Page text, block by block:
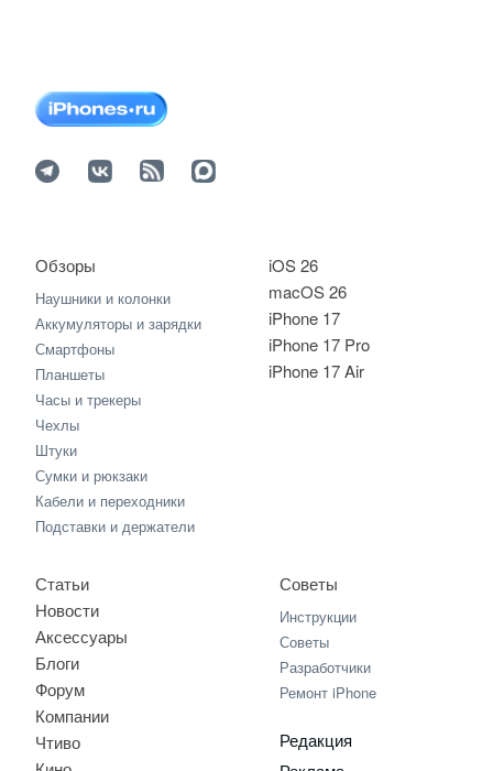
iOS 26
macOS 26
iPhone 17
iPhone 17 Pro
iPhone 17 Air
Обзоры
Наушники и колонки
Аккумуляторы и зарядки
Смартфоны
Планшеты
Часы и трекеры
Чехлы
Штуки
Сумки и рюкзаки
Кабели и переходники
Подставки и держатели
Статьи
Новости
Аксессуары
Блоги
Форум
Компании
Чтиво
Советы
Инструкции
Советы
Разработчики
Ремонт iPhone
Редакция